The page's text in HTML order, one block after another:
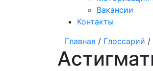
Вакансии
Контакты
Главная / Глоссарий /